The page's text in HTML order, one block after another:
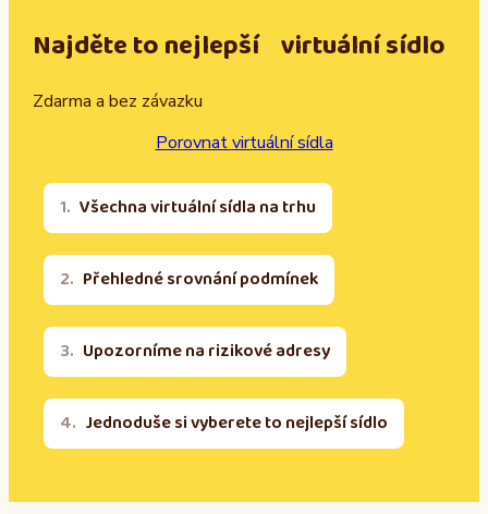
Najděte to nejlepší virtuální sídlo
Zdarma a bez závazku
Porovnat virtuální sídla
Všechna virtuální sídla na trhu
Přehledné srovnání podmínek
Upozorníme na rizikové adresy
Jednoduše si vyberete to nejlepší sídlo